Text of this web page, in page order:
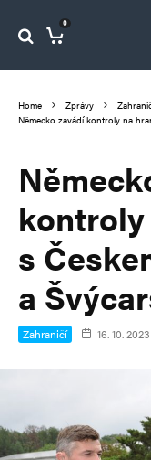
0
Home Zprávy
Německo zavádí kontroly na
s
a
Zahraničí 16. 10. 2023